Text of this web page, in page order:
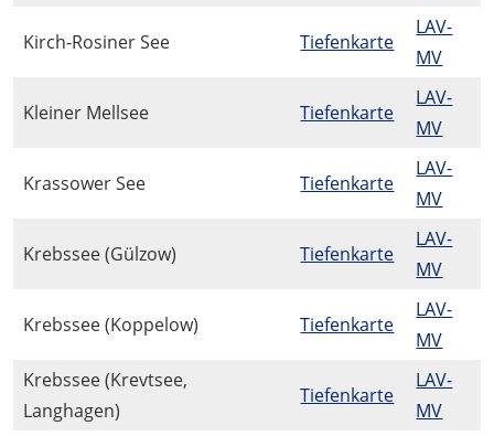
Kirch-Rosiner See Tiefenkarte
LAV-
MV
Kleiner Mellsee Tiefenkarte
LAV-
MV
Krassower See Tiefenkarte
LAV-
MV
Krebssee (Gülzow) Tiefenkarte
LAV-
MV
Krebssee (Koppelow) Tiefenkarte
LAV-
MV
Krebssee (Krevtsee,
Langhagen)
Tiefenkarte
LAV-
MV